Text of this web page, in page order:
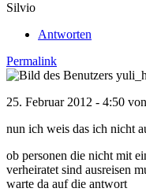
Silvio
Antworten
Permalink
25. Februar 2012 - 4:50 von
nun ich weis das ich nicht
ob personen die nicht mit
verheiratet sind ausreisen
warte da auf die antwort